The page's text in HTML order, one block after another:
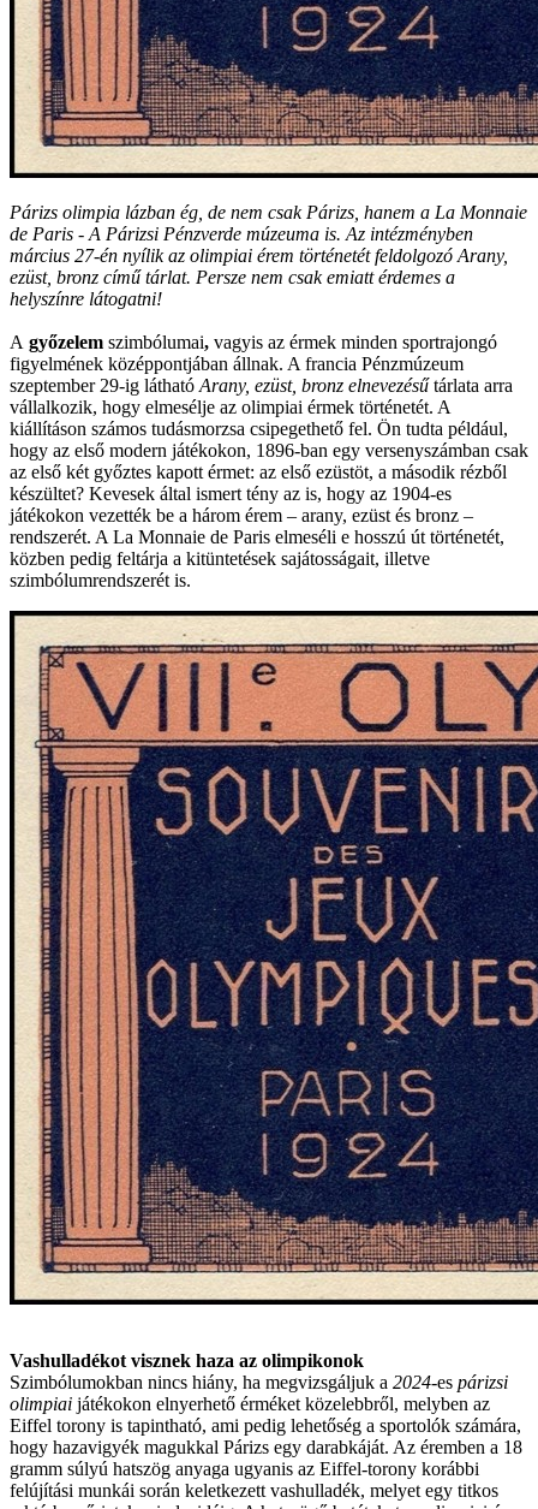
Párizs olimpia lázban ég, de nem csak Párizs, hanem a La Monnaie
de Paris - A Párizsi Pénzverde múzeuma is. Az intézményben
március 27-én nyílik az olimpiai érem történetét feldolgozó Arany,
ezüst, bronz című tárlat. Persze nem csak emiatt érdemes a
helyszínre látogatni!
A győzelem szimbólumai, vagyis az érmek minden sportrajongó
figyelmének középpontjában állnak. A francia Pénzmúzeum
szeptember 29-ig látható Arany, ezüst, bronz elnevezésűtárlata arra
vállalkozik, hogy elmesélje az olimpiai érmek történetét. A
kiállításon számos tudásmorzsa csipegethető fel. Ön tudta például,
hogy az első modern játékokon, 1896-ban egy versenyszámban csak
az első két győztes kapott érmet: az első ezüstöt, a második rézből
készültet? Kevesek által ismert tény az is, hogy az 1904-es
játékokon vezették be a három érem – arany, ezüst és bronz –
rendszerét. A La Monnaie de Paris elmeséli e hosszú út történetét,
közben pedig feltárja a kitüntetések sajátosságait, illetve
szimbólumrendszerét is.
Vashulladékot visznek haza az olimpikonok
Szimbólumokban nincs hiány, ha megvizsgáljuk a 2024-es párizsi
olimpiai játékokon elnyerhető érméket közelebbről, melyben az
Eiffel torony is tapintható, ami pedig lehetőség a sportolók számára,
hogy hazavigyék magukkal Párizs egy darabkáját. Az éremben a 18
gramm súlyú hatszög anyaga ugyanis az Eiffel-torony korábbi
felújítási munkái során keletkezett vashulladék, melyet egy titkos